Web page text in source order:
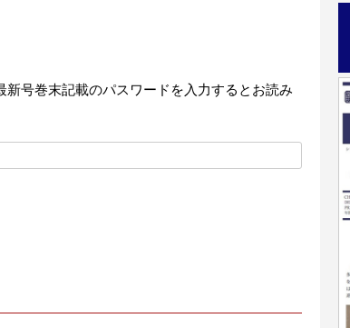
号巻末記載のパスワードを入力するとお読み